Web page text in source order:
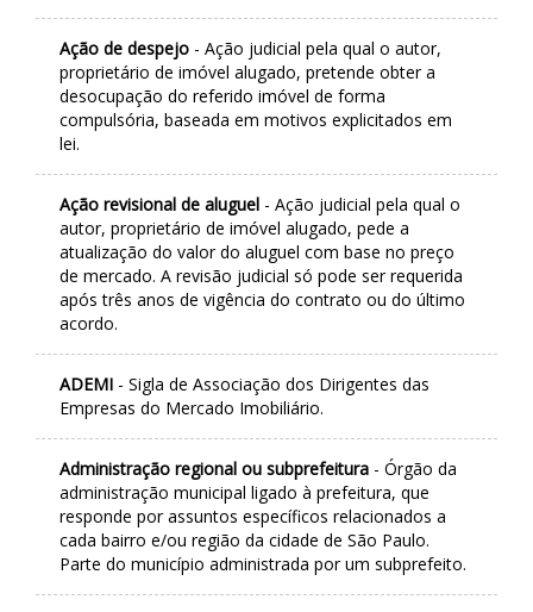
Ação de despejo - Ação judicial pela qual o autor,
proprietário de imóvel alugado, pretende obter a
desocupação do referido imóvel de forma
compulsória, baseada em motivos explicitados em
lei.
Ação revisional de aluguel - Ação judicial pela qual o
autor, proprietário de imóvel alugado, pede a
atualização do valor do aluguel com base no preço
de mercado. A revisão judicial só pode ser requerida
após três anos de vigência do contrato ou do último
acordo.
ADEMI - Sigla de Associação dos Dirigentes das
Empresas do Mercado Imobiliário.
Administração regional ou subprefeitura - Órgão da
administração municipal ligado à prefeitura, que
responde por assuntos específicos relacionados a
cada bairro e/ou região da cidade de São Paulo.
Parte do município administrada por um subprefeito.